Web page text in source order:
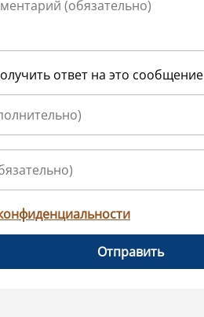
ответ на это сообщение
Отправить